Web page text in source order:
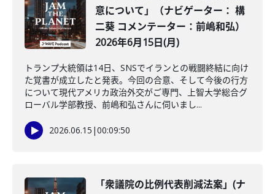
意について」（ナビゲーター： 構
二葵 コメンテーター：前嶋和弘）
2026年6月15日(月)
トランプ大統領は14日、SNSでイランとの戦闘終結に向け
た覚書が成立したと発表。今回の合意、そして今後の行方
について現代アメリカ政治外交がご専門、上智大学総合グ
ローバル学部教授、前嶋和弘さんに伺いまし...
2026.06.15 |00:09:50
「衆議院の比例代表削減法案」(ナ